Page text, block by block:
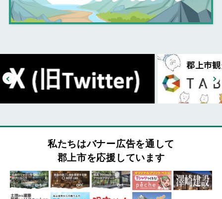
私たちはバナー広告を通して
郡上市を応援しています